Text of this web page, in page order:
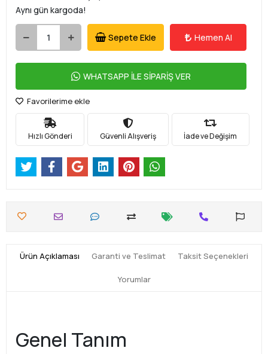
Aynı gün kargoda!
Sepete Ekle Hemen Al
WHATSAPP İLE SİPARİŞ VER
Favorilerime ekle
Hızlı Gönderi Güvenli Alışveriş İade ve Değişim
Ürün Açıklaması Garanti ve Teslimat Taksit Seçenekleri
Yorumlar
Genel Tanım